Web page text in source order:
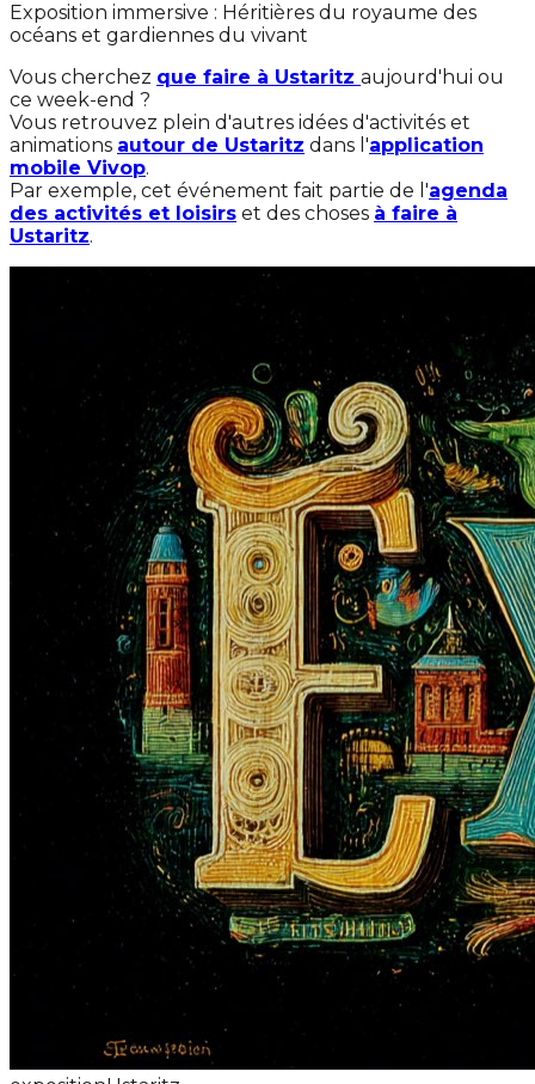
Exposition immersive : Héritières du royaume des
océans et gardiennes du vivant
Vous cherchez que faire à Ustaritz aujourd'hui ou
ce week-end ?
Vous retrouvez plein d'autres idées d'activités et
animations autour de Ustaritz dans l'application
mobile Vivop.
Par exemple, cet événement fait partie de l'agenda
des activités et loisirs et des choses à faire à
Ustaritz.